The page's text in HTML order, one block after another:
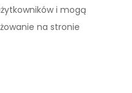
i mogą
na stronie